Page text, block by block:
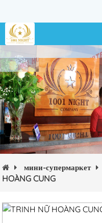
мини-супермаркет
HOÀNG CUNG